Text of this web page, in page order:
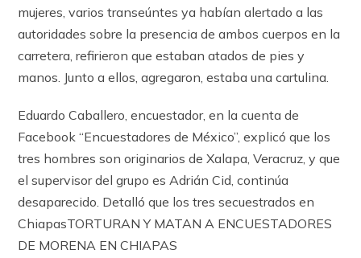
mujeres, varios transeúntes ya habían alertado a las
autoridades sobre la presencia de ambos cuerpos en la
carretera, refirieron que estaban atados de pies y
manos. Junto a ellos, agregaron, estaba una cartulina.
Eduardo Caballero, encuestador, en la cuenta de
Facebook “Encuestadores de México”, explicó que los
tres hombres son originarios de Xalapa, Veracruz, y que
el supervisor del grupo es Adrián Cid, continúa
desaparecido. Detalló que los tres secuestrados en
ChiapasTORTURAN Y MATAN A ENCUESTADORES
DE MORENA EN CHIAPAS